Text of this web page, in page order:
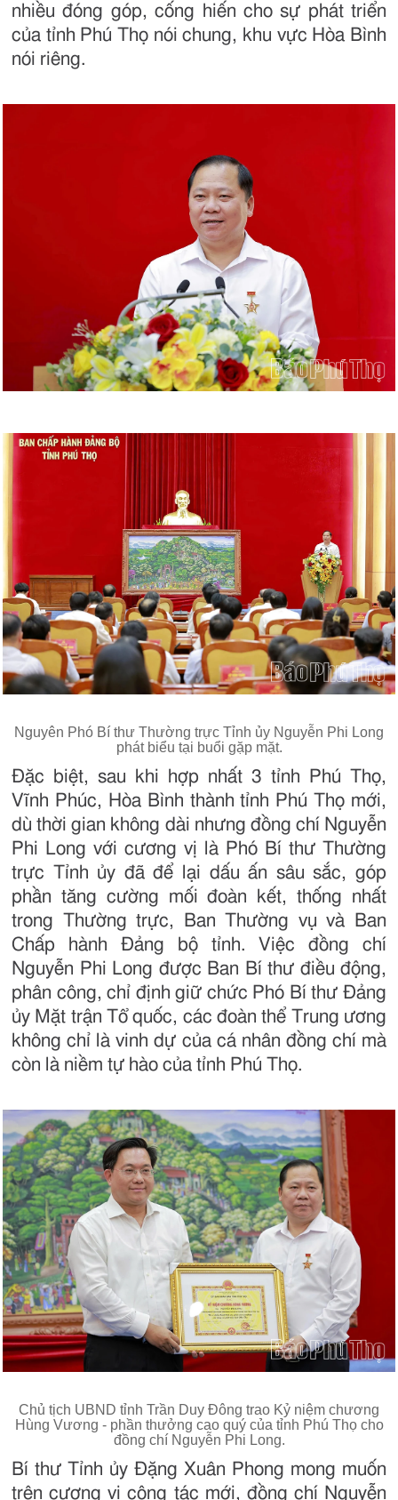
nhiều đóng góp, cống hiến cho sự phát triển
của tỉnh Phú Thọ nói chung, khu vực Hòa Bình
nói riêng.
Nguyên Phó Bí thư Thường trực Tỉnh ủy Nguyễn Phi Long
phát biểu tại buổi gặp mặt.
Đặc biệt, sau khi hợp nhất 3 tỉnh Phú Thọ,
Vĩnh Phúc, Hòa Bình thành tỉnh Phú Thọ mới,
dù thời gian không dài nhưng đồng chí Nguyễn
Phi Long với cương vị là Phó Bí thư Thường
trực Tỉnh ủy đã để lại dấu ấn sâu sắc, góp
phần tăng cường mối đoàn kết, thống nhất
trong Thường trực, Ban Thường vụ và Ban
Chấp hành Đảng bộ tỉnh. Việc đồng chí
Nguyễn Phi Long được Ban Bí thư điều động,
phân công, chỉ định giữ chức Phó Bí thư Đảng
ủy Mặt trận Tổ quốc, các đoàn thể Trung ương
không chỉ là vinh dự của cá nhân đồng chí mà
còn là niềm tự hào của tỉnh Phú Thọ.
Chủ tịch UBND tỉnh Trần Duy Đông trao Kỷ niệm chương
Hùng Vương - phần thưởng cao quý của tỉnh Phú Thọ cho
đồng chí Nguyễn Phi Long.
Bí thư Tỉnh ủy Đặng Xuân Phong mong muốn
trên cương vị công tác mới, đồng chí Nguyễn